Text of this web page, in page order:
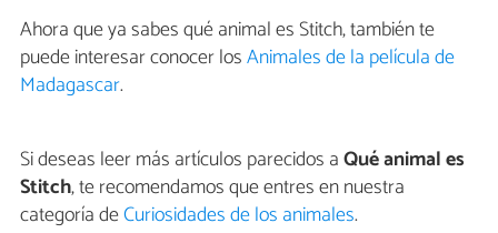
Ahora que ya sabes qué animal es Stitch, también te
puede interesar conocer losAnimales de la película de
Madagascar.
Si deseas leer más artículos parecidos aQué animal es
Stitch, te recomendamos que entres en nuestra
categoría deCuriosidades de los animales.